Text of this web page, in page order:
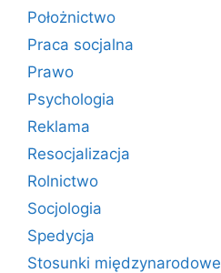
Położnictwo
Praca socjalna
Prawo
Psychologia
Reklama
Resocjalizacja
Rolnictwo
Socjologia
Spedycja
Stosunki międzynarodowe